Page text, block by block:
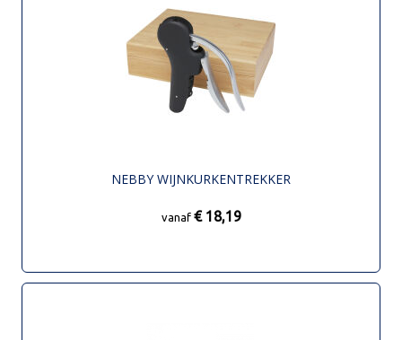
NEBBY WIJNKURKENTREKKER
vanaf € 18,19